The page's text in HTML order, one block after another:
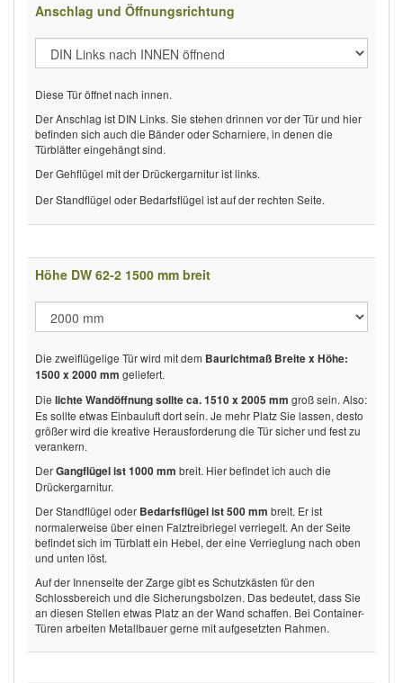
Anschlag und Öffnungsrichtung
Diese Tür öffnet nach innen.
Der Anschlag ist DIN Links. Sie stehen drinnen vor der Tür und hier
befinden sich auch die Bänder oder Scharniere, in denen die
Türblätter eingehängt sind.
Der Gehflügel mit der Drückergarnitur ist links.
Der Standflügel oder Bedarfsflügel ist auf der rechten Seite.
Höhe DW 62-2 1500 mm breit
Die zweiflügelige Tür wird mit dem Baurichtmaß Breite x Höhe:
1500 x 2000 mm geliefert.
Die lichte Wandöffnung sollte ca. 1510 x 2005 mm groß sein. Also:
Es sollte etwas Einbauluft dort sein. Je mehr Platz Sie lassen, desto
größer wird die kreative Herausforderung die Tür sicher und fest zu
verankern.
DerGangflügel ist 1000 mm breit. Hier befindet ich auch die
Drückergarnitur.
Der Standflügel oder Bedarfsflügel ist 500 mm breit. Er ist
normalerweise über einen Falztreibriegel verriegelt. An der Seite
befindet sich im Türblatt ein Hebel, der eine Verrieglung nach oben
und unten löst.
Auf der Innenseite der Zarge gibt es Schutzkästen für den
Schlossbereich und die Sicherungsbolzen. Das bedeutet, dass Sie
an diesen Stellen etwas Platz an der Wand schaffen. Bei Container-
Türen arbeiten Metallbauer gerne mit aufgesetzten Rahmen.